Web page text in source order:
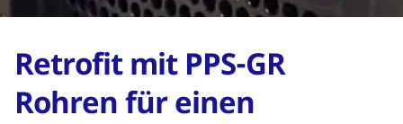
Retrofit mit PPS-GR
Rohren für einen